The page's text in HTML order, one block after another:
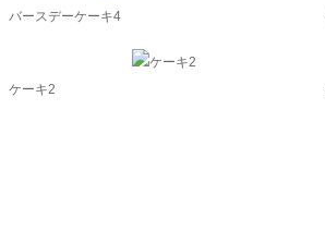
バースデーケーキ4
ケーキ2